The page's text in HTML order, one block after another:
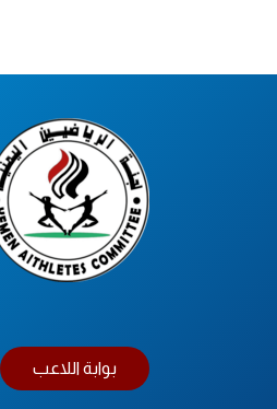
بوابة اللاعب